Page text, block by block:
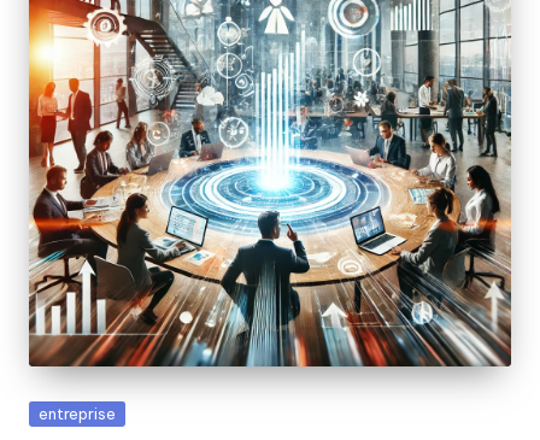
Posted
entreprise